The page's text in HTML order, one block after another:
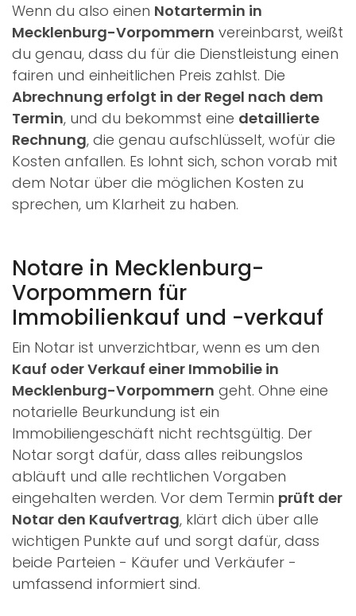
Wenn du also einen Notartermin in
Mecklenburg-Vorpommern vereinbarst, weißt
du genau, dass du für die Dienstleistung einen
fairen und einheitlichen Preis zahlst. Die
Abrechnung erfolgt in der Regel nach dem
Termin, und du bekommst eine detaillierte
Rechnung, die genau aufschlüsselt, wofür die
Kosten anfallen. Es lohnt sich, schon vorab mit
dem Notar über die möglichen Kosten zu
sprechen, um Klarheit zu haben.
Notare in Mecklenburg-
Vorpommern für
Immobilienkauf und -verkauf
Ein Notar ist unverzichtbar, wenn es um den
Kauf oder Verkauf einer Immobilie in
Mecklenburg-Vorpommern geht. Ohne eine
notarielle Beurkundung ist ein
Immobiliengeschäft nicht rechtsgültig. Der
Notar sorgt dafür, dass alles reibungslos
abläuft und alle rechtlichen Vorgaben
eingehalten werden. Vor dem Termin prüft der
Notar den Kaufvertrag, klärt dich über alle
wichtigen Punkte auf und sorgt dafür, dass
beide Parteien - Käufer und Verkäufer -
umfassend informiert sind.